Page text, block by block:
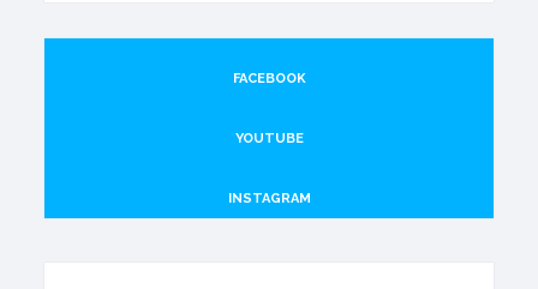
FACEBOOK
YOUTUBE
INSTAGRAM